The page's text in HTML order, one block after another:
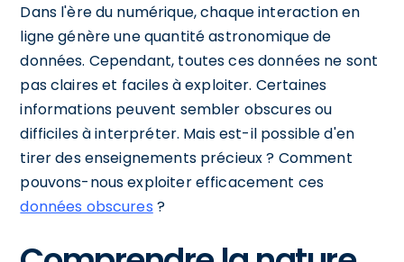
Dans l'ère du numérique, chaque interaction en
ligne génère une quantité astronomique de
données. Cependant, toutes ces données ne sont
pas claires et faciles à exploiter. Certaines
informations peuvent sembler obscures ou
difficiles à interpréter. Mais est-il possible d'en
tirer des enseignements précieux ? Comment
pouvons-nous exploiter efficacement ces
données obscures ?